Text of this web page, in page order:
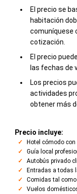
El precio se
habitación
comuníquese
cotización.
El precio
las fechas de
Los precios
actividades
obtener más
Precio incluye:
Hotel cómodo
Guía local
Autobús privado
Entradas a todas
Comidas tal
Vuelos